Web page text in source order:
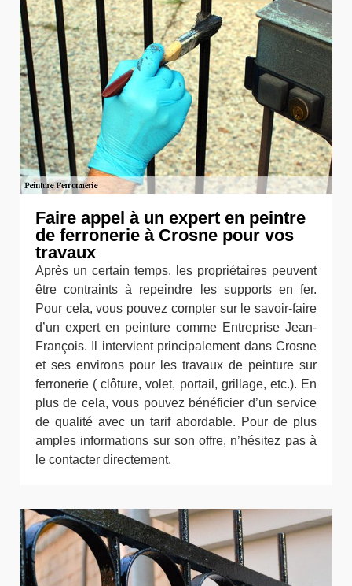
Faire appel à un expert en peintre
de ferronerie à Crosne pour vos
travaux
Après un certain temps, les propriétaires peuvent
être contraints à repeindre les supports en fer.
Pour cela, vous pouvez compter sur le savoir-faire
d’un expert en peinture comme Entreprise Jean-
François. Il intervient principalement dans Crosne
et ses environs pour les travaux de peinture sur
ferronerie ( clôture, volet, portail, grillage, etc.). En
plus de cela, vous pouvez bénéficier d’un service
de qualité avec un tarif abordable. Pour de plus
amples informations sur son offre, n’hésitez pas à
le contacter directement.